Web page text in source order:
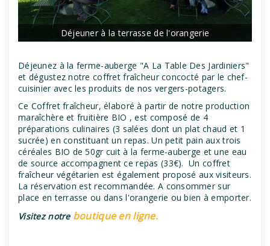
Déjeuner à la terrasse de l'orangerie
Déjeunez à la ferme-auberge "A La Table Des Jardiniers"
et dégustez notre coffret fraîcheur concocté par le chef-
cuisinier avec les produits de nos vergers-potagers.
Ce Coffret fraîcheur, élaboré à partir de notre production
maraîchère et fruitière BIO , est composé de 4
préparations culinaires (3 salées dont un plat chaud et 1
sucrée) en constituant un repas. Un petit pain aux trois
céréales BIO de 50gr cuit à la ferme-auberge et une eau
de source accompagnent ce repas (33€). Un coffret
fraîcheur végétarien est également proposé aux visiteurs.
La réservation est recommandée. A consommer sur
place en terrasse ou dans l'orangerie ou bien à emporter.
Visitez notre boutique en ligne.